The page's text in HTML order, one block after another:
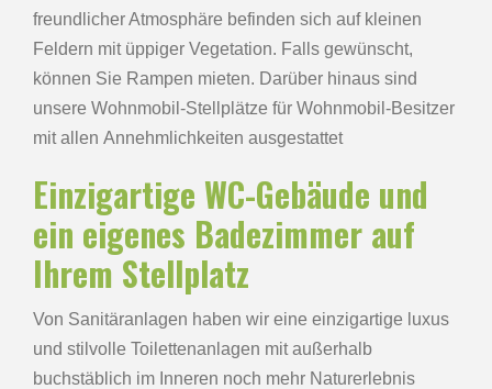
freundlicher Atmosphäre befinden sich auf kleinen
Feldern mit üppiger Vegetation. Falls gewünscht,
können Sie Rampen mieten. Darüber hinaus sind
unsere Wohnmobil-Stellplätze für Wohnmobil-Besitzer
mit allen Annehmlichkeiten ausgestattet
Einzigartige WC-Gebäude und
ein eigenes Badezimmer auf
Ihrem Stellplatz
Von Sanitäranlagen haben wir eine einzigartige luxus
und stilvolle Toilettenanlagen mit außerhalb
buchstäblich im Inneren noch mehr Naturerlebnis